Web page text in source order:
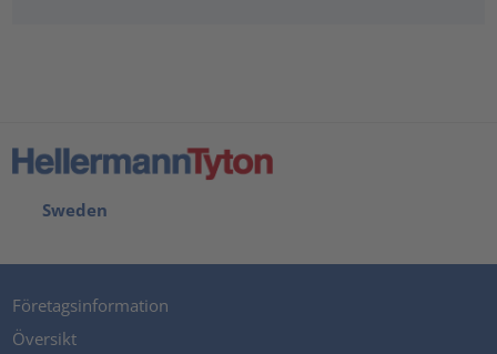
Sweden
Företagsinformation
Översikt